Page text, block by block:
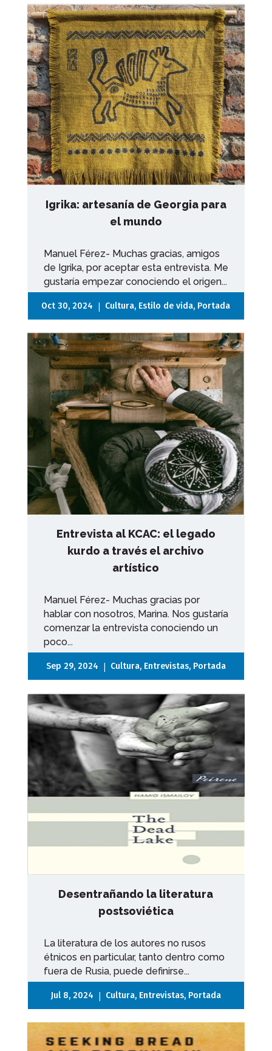
Igrika: artesanía de Georgia para
el mundo
Manuel Férez- Muchas gracias, amigos
de Igrika, por aceptar esta entrevista. Me
gustaría empezar conociendo el origen...
Oct 30, 2024 | Cultura, Estilo de vida, Portada
Entrevista al KCAC: el legado
kurdo a través el archivo
artístico
Manuel Férez- Muchas gracias por
hablar con nosotros, Marina. Nos gustaría
comenzar la entrevista conociendo un
poco...
Sep 29, 2024 | Cultura, Entrevistas, Portada
Desentrañando la literatura
postsoviética
La literatura de los autores no rusos
étnicos en particular, tanto dentro como
fuera de Rusia, puede definirse...
Jul 8, 2024 | Cultura, Entrevistas, Portada